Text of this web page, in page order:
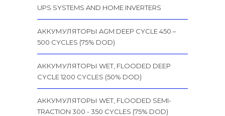
UPS SYSTEMS AND HOME INVERTERS
АККУМУЛЯТОРЫ AGM DEEP CYCLE 450 –
500 CYCLES (75% DOD)
АККУМУЛЯТОРЫ WET, FLOODED DEEP
CYCLE 1200 CYCLES (50% DOD)
АККУМУЛЯТОРЫ WET, FLOODED SEMI-
TRACTION 300 - 350 CYCLES (75% DOD)